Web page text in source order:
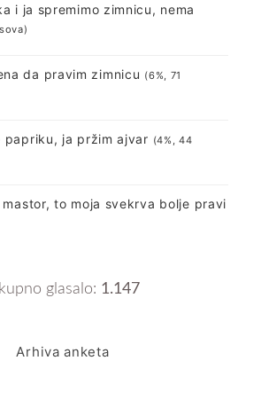
i ja spremimo zimnicu, nema
da pravim zimnicu (6%, 71
papriku, ja pržim ajvar (4%, 44
to moja svekrva bolje pravi
glasalo: 1.147
Arhiva anketa